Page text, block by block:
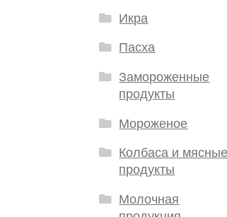
Икра
Пасха
Замороженные
продукты
Мороженое
Колбаса и мясные
продукты
Молочная